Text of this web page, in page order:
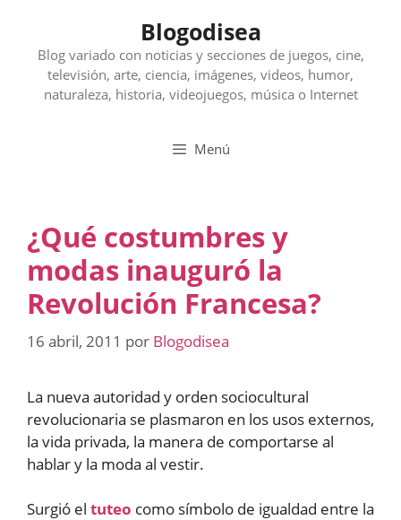
contenido
Blogodisea
Blog variado con noticias y secciones de juegos, cine,
televisión, arte, ciencia, imágenes, videos, humor,
naturaleza, historia, videojuegos, música o Internet
Menú
¿Qué costumbres y
modas inauguró la
Revolución Francesa?
16 abril, 2011 por Blogodisea
La nueva autoridad y orden sociocultural
revolucionaria se plasmaron en los usos externos,
la vida privada, la manera de comportarse al
hablar y la moda al vestir.
Surgió el tuteo como símbolo de igualdad entre la